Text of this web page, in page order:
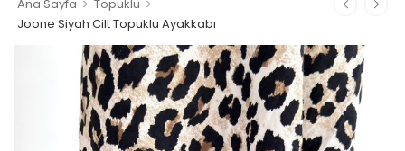
Ana Sayfa > Topuklu >
Joone Siyah Cilt Topuklu Ayakkabı